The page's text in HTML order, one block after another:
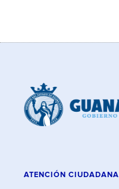
ATENCIÓN CIUDADANA